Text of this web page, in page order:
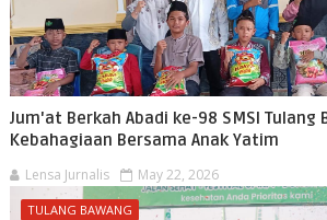
Jum'at Berkah Abadi ke-98 SMSI Tulang
Kebahagiaan Bersama Anak Yatim
Lensa Jurnalis May 22, 2026
TULANG BAWANG